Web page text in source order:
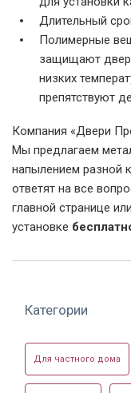
Длительный
Полимерные
защищают
низких
препятствуют
Компания «Двери
Мы предлагаем
напылением разной
ответят на все
главной странице
установке
Категории
Для частного дома